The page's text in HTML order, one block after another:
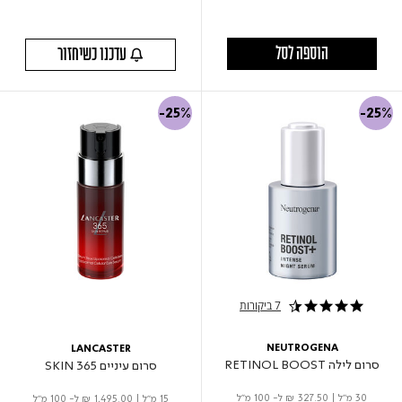
הוספה לסל
4.4 star rating 7 ביקורות
-25%
NEUTROGENA
סרום לילה RETINOL BOOST
30 מ"ל ₪ 327.50 ל- 100 מ"ל
-25%
LANCASTER
סרום עיניים 365 SKIN
15 מ"ל ₪ 1,495.00 ל- 100 מ"ל